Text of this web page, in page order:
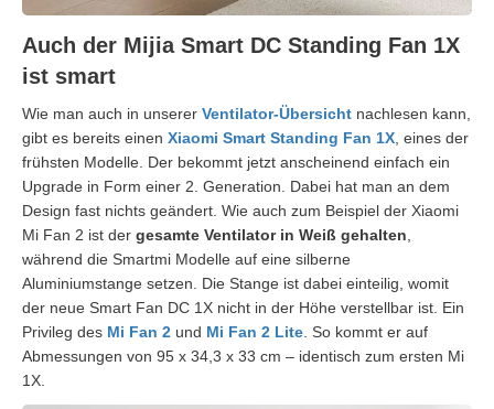
Auch der Mijia Smart DC Standing Fan 1X
ist smart
Wie man auch in unserer Ventilator-Übersicht nachlesen kann,
gibt es bereits einen Xiaomi Smart Standing Fan 1X, eines der
frühsten Modelle. Der bekommt jetzt anscheinend einfach ein
Upgrade in Form einer 2. Generation. Dabei hat man an dem
Design fast nichts geändert. Wie auch zum Beispiel der Xiaomi
Mi Fan 2 ist der gesamte Ventilator in Weiß gehalten,
während die Smartmi Modelle auf eine silberne
Aluminiumstange setzen. Die Stange ist dabei einteilig, womit
der neue Smart Fan DC 1X nicht in der Höhe verstellbar ist. Ein
Privileg des Mi Fan 2 und Mi Fan 2 Lite. So kommt er auf
Abmessungen von 95 x 34,3 x 33 cm – identisch zum ersten Mi
1X.